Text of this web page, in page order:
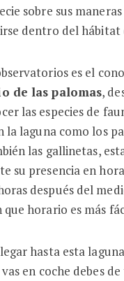
sobre sus
dentro del hábitat
es el
de las palomas,
las especies de
la laguna como los
las gallinetas,
su presencia en
después del
que horario es más
hasta esta
en coche debes